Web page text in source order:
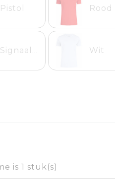
Pistol Rood
Signaaloranje Wit
is 1 stuk(s)